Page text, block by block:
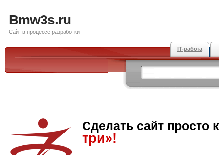
Bmw3s.ru
Сайт в процессе разработки
IT-работа
Сделать сайт просто
три»!